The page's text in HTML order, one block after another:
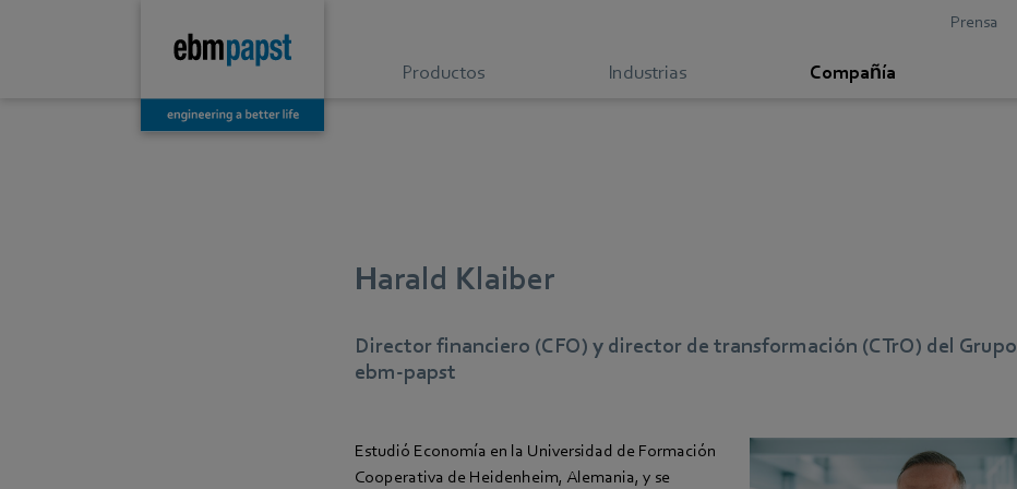
Prensa
Productos Industrias Compañía
Harald Klaiber
Director financiero (CFO) y director de transformación (CTrO) del Grupo
ebm‑papst
Estudió Economía en la Universidad de Formación
Cooperativa de Heidenheim, Alemania, y se